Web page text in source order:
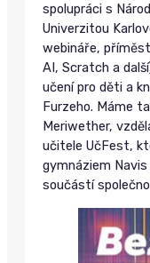
spolupráci s
Univerzitou
webináře,
AI, Scratch a
učení pro děti a
Furzeho. Máme
Meriwether,
učitele UčFest,
gymnáziem
součástí